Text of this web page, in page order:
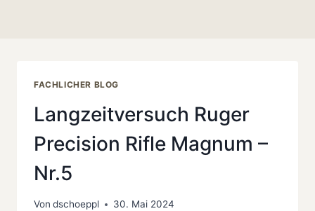
FACHLICHER BLOG
Langzeitversuch Ruger
Precision Rifle Magnum –
Nr.5
Von dschoeppl 30. Mai 2024